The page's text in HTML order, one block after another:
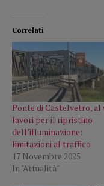
Correlati
Ponte di Castelvetro, al
lavori per il ripristino
dell’illuminazione:
limitazioni al traffico
17 Novembre 2025
In "Attualità"